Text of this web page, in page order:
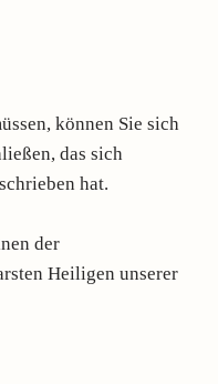
können Sie sich
das sich
hat.
der
Heiligen unserer